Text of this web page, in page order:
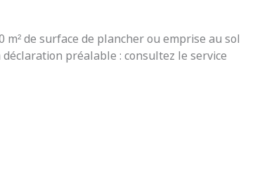
de surface de plancher ou emprise au sol
préalable : consultez le service